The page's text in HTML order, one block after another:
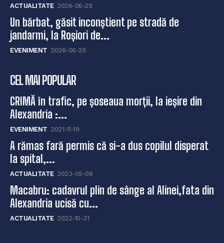
ACTUALITATE 2026-06-29
Un bărbat, găsit inconștient pe stradă de
jandarmi, la Roșiori de...
EVENIMENT 2026-06-29
CEL MAI POPULAR
CRIMĂ în trafic, pe șoseaua morții, la ieșire din
Alexandria :...
EVENIMENT 2021-11-19
A rămas fară permis că si-a dus copilul disperat
la spital,...
ACTUALITATE 2023-05-08
Macabru: cadavrul plin de sânge al Alinei,fata din
Alexandria ucisă cu...
ACTUALITATE 2022-10-31